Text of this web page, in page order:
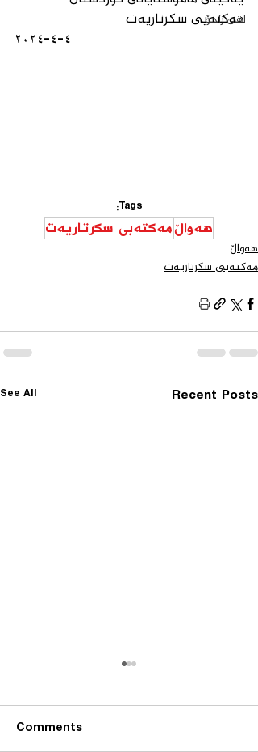
لقی زاخۆ
مەكتەبی سكرتاریەت
٤-٤-٢٠٢٤
Tags:
هەواڵمەكتەبی سكرتاریەت
هەواڵ
مەكتەبی سكرتاریەت
Recent Posts
See All
Comments